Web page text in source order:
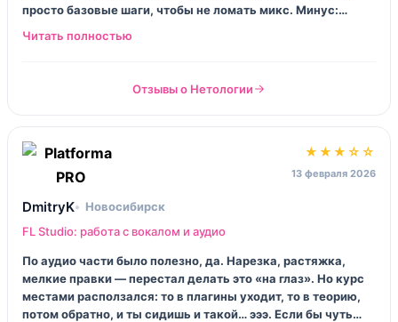
просто базовые шаги, чтобы не ломать микс. Минус:
Отзывы о Нетологии
★★★☆☆
13 февраля 2026
DmitryK
Новосибирск
FL Studio: работа с вокалом и аудио
По аудио части было полезно, да. Нарезка, растяжка,
мелкие правки — перестал делать это «на глаз». Но курс
местами расползался: то в плагины уходит, то в теорию,
потом обратно, и ты сидишь и такой… эээ. Если бы чуть